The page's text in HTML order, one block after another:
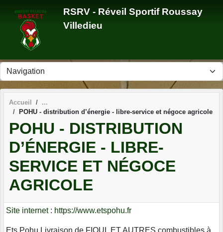
RSRV - Réveil Sportif Roussay
Villedieu
Accueil
POHU - distribution d’énergie - libre-service et négoce agricole
POHU - DISTRIBUTION
D’ÉNERGIE - LIBRE-
SERVICE ET NÉGOCE
AGRICOLE
Site internet : https://www.etspohu.fr
Ets Pohu Livraison de FIOUL ET AUTRES combustibles à